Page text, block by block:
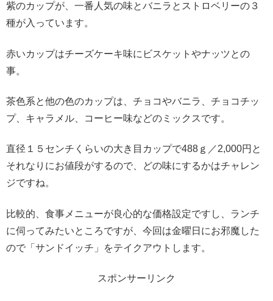
紫のカップが、一番人気の味とバニラとストロベリーの３
種が入っています。
赤いカップはチーズケーキ味にビスケットやナッツとの
事。
茶色系と他の色のカップは、チョコやバニラ、チョコチッ
プ、キャラメル、コーヒー味などのミックスです。
直径１５センチくらいの大き目カップで488ｇ／2,000円と
それなりにお値段がするので、どの味にするかはチャレン
ジですね。
比較的、食事メニューが良心的な価格設定ですし、ランチ
に伺ってみたいところですが、今回は金曜日にお邪魔した
ので「サンドイッチ」をテイクアウトします。
スポンサーリンク